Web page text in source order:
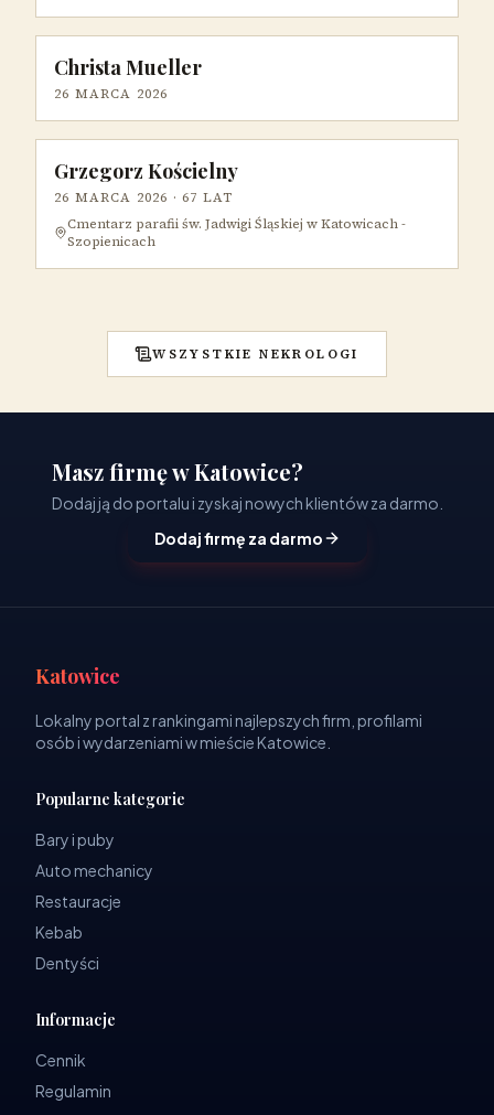
Christa Mueller
26 MARCA 2026
Grzegorz Kościelny
26 MARCA 2026 · 67 LAT
Cmentarz parafii św. Jadwigi Śląskiej w Katowicach -
Szopienicach
WSZYSTKIE NEKROLOGI
Masz firmę w Katowice?
Dodaj ją do portalu i zyskaj nowych klientów za darmo.
Dodaj firmę za darmo
Katowice
Lokalny portal z rankingami najlepszych firm, profilami
osób i wydarzeniami w mieście Katowice.
Popularne kategorie
Bary i puby
Auto mechanicy
Restauracje
Kebab
Dentyści
Informacje
Cennik
Regulamin